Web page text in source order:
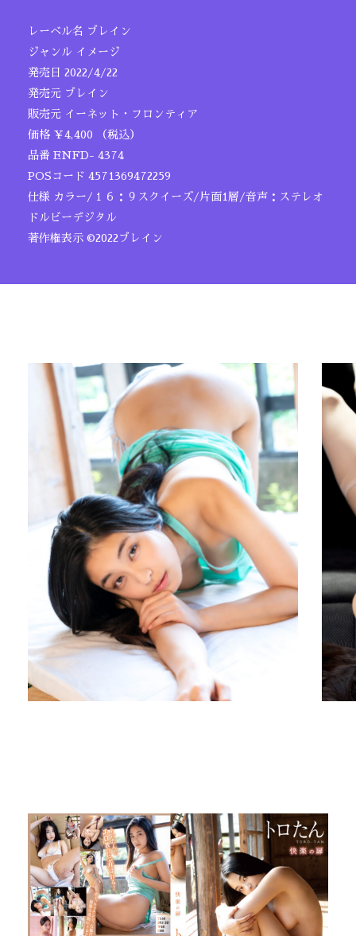
レーベル名 ブレイン
ジャンル イメージ
発売日 2022/4/22
発売元 ブレイン
販売元 イーネット・フロンティア
価格 ￥4,400 （税込）
品番 ENFD- 4374
POSコード 4571369472259
仕様 カラー/１６：９スクイーズ/片面1層/音声：ステレオ
ドルビーデジタル
著作権表示 ©2022ブレイン